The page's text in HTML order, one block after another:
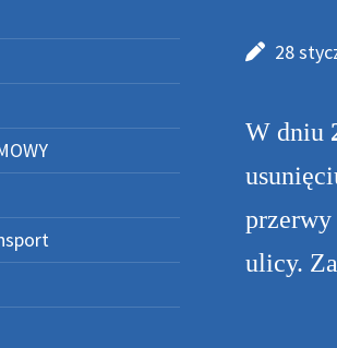
28
W dniu
ulicy.